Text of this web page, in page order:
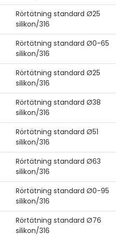
Rörtätning standard Ø25
silikon/316
Rörtätning standard Ø0-65
silikon/316
Rörtätning standard Ø25
silikon/316
Rörtätning standard Ø38
silikon/316
Rörtätning standard Ø51
silikon/316
Rörtätning standard Ø63
silikon/316
Rörtätning standard Ø0-95
silikon/316
Rörtätning standard Ø76
silikon/316